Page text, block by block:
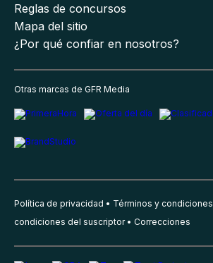
Reglas de concursos
Mapa del sitio
¿Por qué confiar en nosotros?
Otras marcas de GFR Media
Política de privacidad Términos y condiciones
condiciones del suscriptor
Correcciones